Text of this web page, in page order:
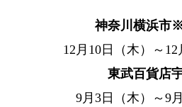
神奈川横浜市
12月10日（木）～12
東武百貨店
9月3日（木）～9